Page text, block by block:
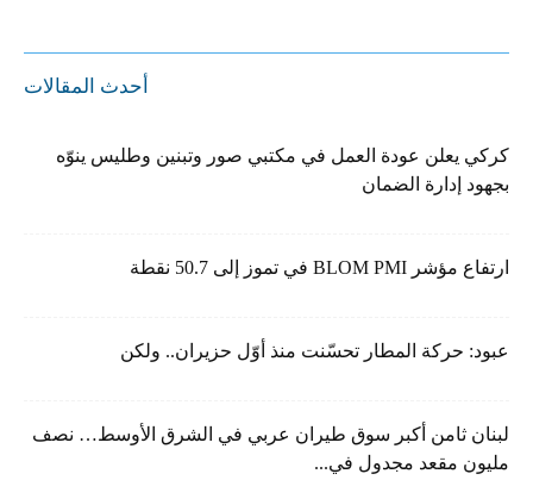
أحدث المقالات
كركي يعلن عودة العمل في مكتبي صور وتبنين وطليس ينوّه
بجهود إدارة الضمان
ارتفاع مؤشر BLOM PMI في تموز إلى 50.7 نقطة
عبود: حركة المطار تحسّنت منذ أوّل حزيران.. ولكن
لبنان ثامن أكبر سوق طيران عربي في الشرق الأوسط… نصف
مليون مقعد مجدول في...